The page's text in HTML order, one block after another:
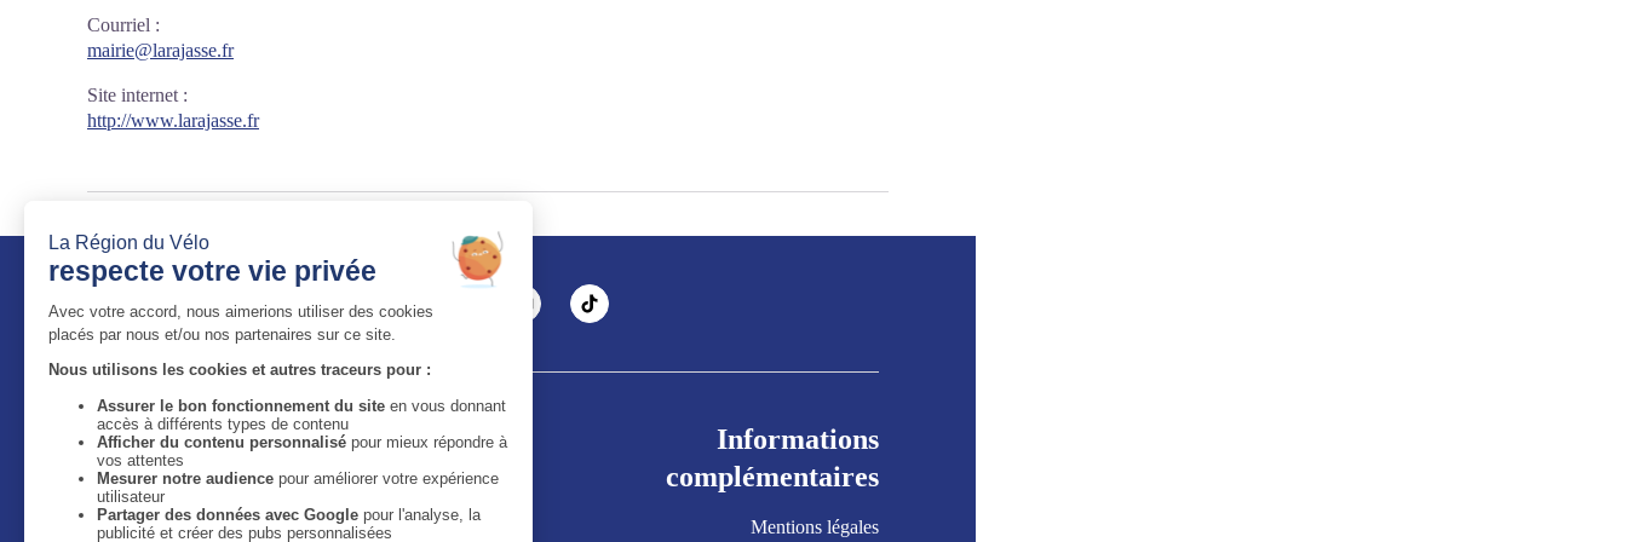
Courriel :
mairie@larajasse.fr
Site internet :
http://www.larajasse.fr
Auvergne-Rhône-Alpes Tourisme
11 bis quai Perrache - 69002 Lyon
59 boulevard Léon Jouhaux - 63050 Clermont-Ferrand
Informations
complémentaires
Mentions légales